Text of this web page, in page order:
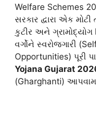
Welfare Schemes
સરકાર દ્વારા એક
કુટીર અને ગ્રામોદ્યોગ
વર્ગોને સ્વરોજગારી
Opportunities) પૂરી
Yojana Gujarat
(Gharghanti)